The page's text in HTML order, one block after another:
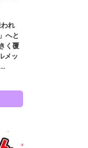
れ
へと
く覆
メッ